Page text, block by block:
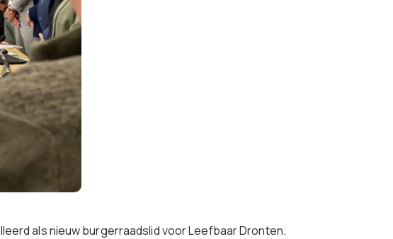
als nieuw burgerraadslid voor Leefbaar Dronten.